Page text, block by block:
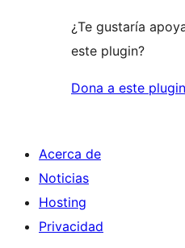
¿Te gustaría
este plugin?
Dona a este plugin
Acerca de
Noticias
Hosting
Privacidad